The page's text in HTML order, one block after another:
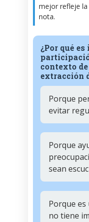
mejor refleje
nota.
¿Por qué
contexto
extracción
Porque
evitar
Porque
sean
Porque
no tiene